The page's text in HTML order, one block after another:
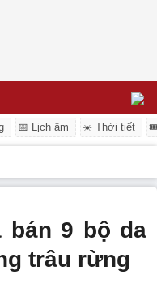
📅 Lịch âm ☀️ Thời tiết
bán 9 bộ da
trâu rừng